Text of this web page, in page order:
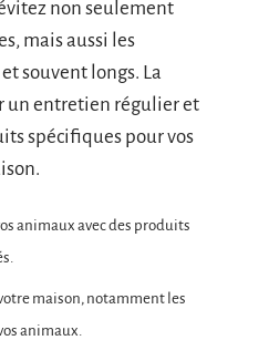
non seulement
mais aussi les
souvent longs. La
un entretien régulier et
spécifiques pour vos
animaux avec des produits
maison, notamment les
animaux.